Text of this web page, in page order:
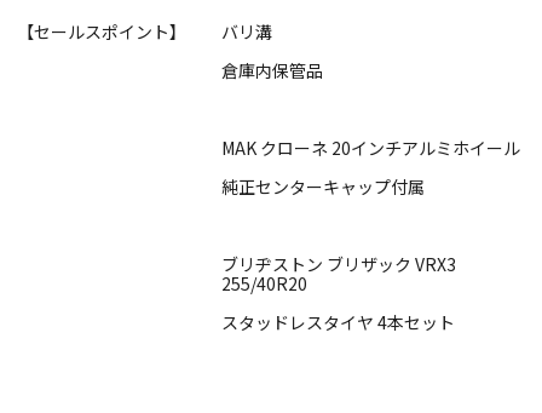
【セールスポイント】
バリ溝
倉庫内保管品
MAK クローネ 20インチアルミホイール
純正センターキャップ付属
ブリヂストン ブリザック VRX3
255/40R20
スタッドレスタイヤ 4本セット